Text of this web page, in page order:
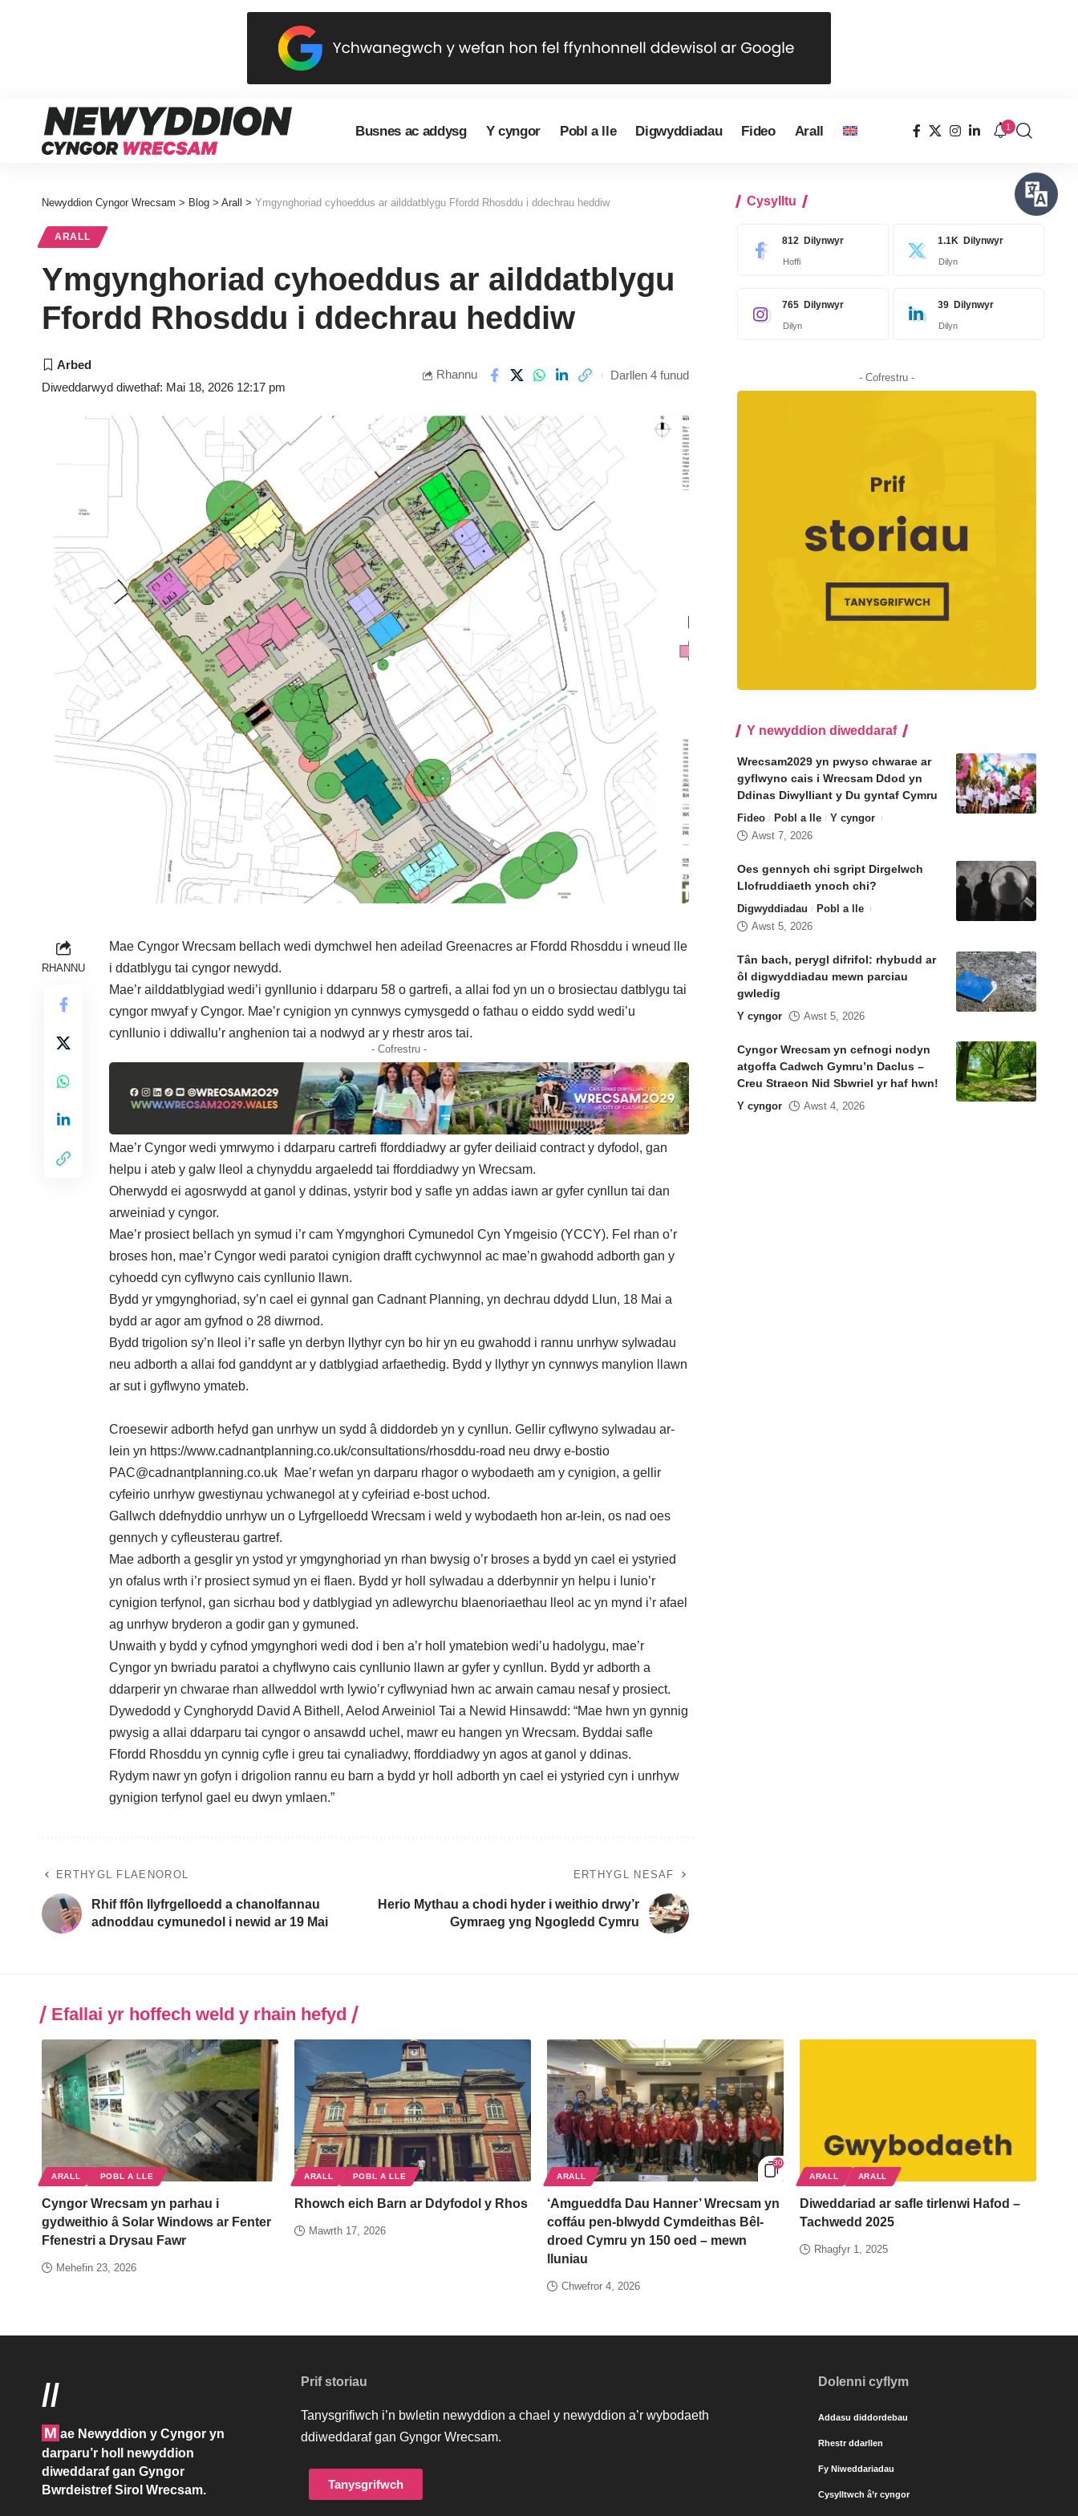
Busnes ac addysg Y cyngor Pobl a lle Digwyddiadau Fideo Arall 1
Newyddion Cyngor Wrecsam > Blog > Arall > Ymgynghoriad cyhoeddus ar ailddatblygu Ffordd Rhosddu i ddechrau heddiw
ARALL
Ymgynghoriad cyhoeddus ar ailddatblygu
Ffordd Rhosddu i ddechrau heddiw
Diweddarwyd diwethaf: Mai 18, 2026 12:17 pm
Rhannu Darllen 4 funud
RHANNU
Mae Cyngor Wrecsam bellach wedi dymchwel hen adeilad Greenacres ar Ffordd Rhosddu i wneud lle
i ddatblygu tai cyngor newydd.
Mae’r ailddatblygiad wedi’i gynllunio i ddarparu 58 o gartrefi, a allai fod yn un o brosiectau datblygu tai
cyngor mwyaf y Cyngor. Mae’r cynigion yn cynnwys cymysgedd o fathau o eiddo sydd wedi’u
cynllunio i ddiwallu’r anghenion tai a nodwyd ar y rhestr aros tai.
- Cofrestru -
Mae’r Cyngor wedi ymrwymo i ddarparu cartrefi fforddiadwy ar gyfer deiliaid contract y dyfodol, gan
helpu i ateb y galw lleol a chynyddu argaeledd tai fforddiadwy yn Wrecsam.
Oherwydd ei agosrwydd at ganol y ddinas, ystyrir bod y safle yn addas iawn ar gyfer cynllun tai dan
arweiniad y cyngor.
Mae’r prosiect bellach yn symud i’r cam Ymgynghori Cymunedol Cyn Ymgeisio (YCCY). Fel rhan o’r
broses hon, mae’r Cyngor wedi paratoi cynigion drafft cychwynnol ac mae’n gwahodd adborth gan y
cyhoedd cyn cyflwyno cais cynllunio llawn.
Bydd yr ymgynghoriad, sy’n cael ei gynnal gan Cadnant Planning, yn dechrau ddydd Llun, 18 Mai a
bydd ar agor am gyfnod o 28 diwrnod.
Bydd trigolion sy’n lleol i’r safle yn derbyn llythyr cyn bo hir yn eu gwahodd i rannu unrhyw sylwadau
neu adborth a allai fod ganddynt ar y datblygiad arfaethedig. Bydd y llythyr yn cynnwys manylion llawn
ar sut i gyflwyno ymateb.
Croesewir adborth hefyd gan unrhyw un sydd â diddordeb yn y cynllun. Gellir cyflwyno sylwadau ar-
lein yn https://www.cadnantplanning.co.uk/consultations/rhosddu-road neu drwy e-bostio
PAC@cadnantplanning.co.uk Mae’r wefan yn darparu rhagor o wybodaeth am y cynigion, a gellir
cyfeirio unrhyw gwestiynau ychwanegol at y cyfeiriad e-bost uchod.
Gallwch ddefnyddio unrhyw un o Lyfrgelloedd Wrecsam i weld y wybodaeth hon ar-lein, os nad oes
gennych y cyfleusterau gartref.
Mae adborth a gesglir yn ystod yr ymgynghoriad yn rhan bwysig o’r broses a bydd yn cael ei ystyried
yn ofalus wrth i’r prosiect symud yn ei flaen. Bydd yr holl sylwadau a dderbynnir yn helpu i lunio’r
cynigion terfynol, gan sicrhau bod y datblygiad yn adlewyrchu blaenoriaethau lleol ac yn mynd i’r afael
ag unrhyw bryderon a godir gan y gymuned.
Unwaith y bydd y cyfnod ymgynghori wedi dod i ben a’r holl ymatebion wedi’u hadolygu, mae’r
Cyngor yn bwriadu paratoi a chyflwyno cais cynllunio llawn ar gyfer y cynllun. Bydd yr adborth a
ddarperir yn chwarae rhan allweddol wrth lywio’r cyflwyniad hwn ac arwain camau nesaf y prosiect.
Dywedodd y Cynghorydd David A Bithell, Aelod Arweiniol Tai a Newid Hinsawdd: “Mae hwn yn gynnig
pwysig a allai ddarparu tai cyngor o ansawdd uchel, mawr eu hangen yn Wrecsam. Byddai safle
Ffordd Rhosddu yn cynnig cyfle i greu tai cynaliadwy, fforddiadwy yn agos at ganol y ddinas.
Rydym nawr yn gofyn i drigolion rannu eu barn a bydd yr holl adborth yn cael ei ystyried cyn i unrhyw
gynigion terfynol gael eu dwyn ymlaen.”
ERTHYGL FLAENOROL
Rhif ffôn llyfrgelloedd a chanolfannau
adnoddau cymunedol i newid ar 19 Mai
ERTHYGL NESAF
Herio Mythau a chodi hyder i weithio drwy’r
Gymraeg yng Ngogledd Cymru
Cysylltu
812 Dilynwyr
Hoffi
1.1K Dilynwyr
Dilyn
765 Dilynwyr
Dilyn
39 Dilynwyr
Dilyn
- Cofrestru -
Y newyddion diweddaraf
Wrecsam2029 yn pwyso chwarae ar
gyflwyno cais i Wrecsam Ddod yn
Ddinas Diwylliant y Du gyntaf Cymru
Fideo Pobl a lle
Y cyngor
Awst 7, 2026
Oes gennych chi sgript Dirgelwch
Llofruddiaeth ynoch chi?
Digwyddiadau
Pobl a lle
Awst 5, 2026
Tân bach, perygl difrifol: rhybudd ar
ôl digwyddiadau mewn parciau
gwledig
Y cyngor Awst 5, 2026
Cyngor Wrecsam yn cefnogi nodyn
atgoffa Cadwch Gymru’n Daclus –
Creu Straeon Nid Sbwriel yr haf hwn!
Y cyngor Awst 4, 2026
Efallai yr hoffech weld y rhain hefyd
ARALL POBL A LLE
Cyngor Wrecsam yn parhau i
gydweithio â Solar Windows ar Fenter
Ffenestri a Drysau Fawr
Mehefin 23, 2026
ARALL POBL A LLE
Rhowch eich Barn ar Ddyfodol y Rhos
Mawrth 17, 2026
30
ARALL
‘Amgueddfa Dau Hanner’ Wrecsam yn
coffáu pen-blwydd Cymdeithas Bêl-
droed Cymru yn 150 oed – mewn
lluniau
Chwefror 4, 2026
ARALL ARALL
Diweddariad ar safle tirlenwi Hafod –
Tachwedd 2025
Rhagfyr 1, 2025
//
M ae Newyddion y Cyngor yn
darparu’r holl newyddion
diweddaraf gan Gyngor
Bwrdeistref Sirol Wrecsam.
Prif storiau
Tanysgrifiwch i’n bwletin newyddion a chael y newyddion a’r wybodaeth
ddiweddaraf gan Gyngor Wrecsam.
Tanysgrifwch
Dolenni cyflym
Addasu diddordebau
Rhestr ddarllen
Fy Niweddariadau
Cysylltwch â’r cyngor